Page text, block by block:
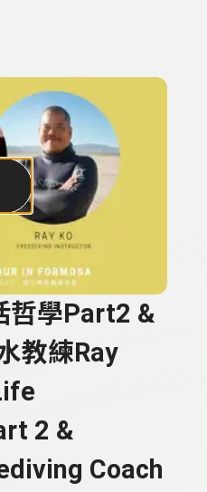
、主持人或關鍵字
哲學Part2 &
教練Ray
2 &
Coach